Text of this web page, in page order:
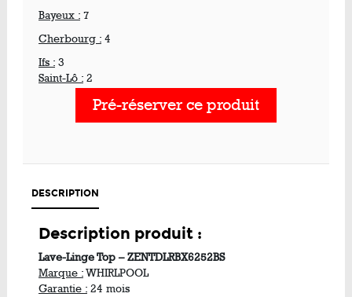
Bayeux : 7
Cherbourg : 4
Ifs : 3
Saint-Lô : 2
Pré-réserver ce produit
DESCRIPTION
Description produit :
Lave-Linge Top – ZENTDLRBX6252BS
Marque :WHIRLPOOL
Garantie : 24 mois